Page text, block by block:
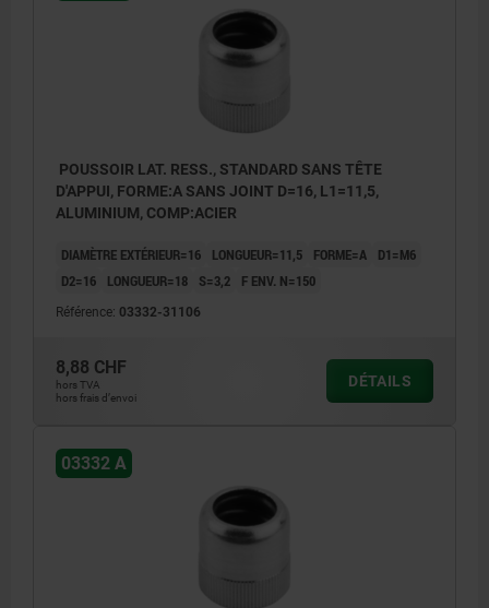
POUSSOIR LAT. RESS., STANDARD SANS TÊTE
D'APPUI, FORME:A SANS JOINT D=16, L1=11,5,
ALUMINIUM, COMP:ACIER
DIAMÈTRE EXTÉRIEUR=16 LONGUEUR=11,5 FORME=A
D1=M6
D2=16
LONGUEUR=18 S=3,2 F ENV. N=150
Référence: 03332-31106
8,88 CHF
hors TVA
hors frais d’envoi
DÉTAILS
03332 A